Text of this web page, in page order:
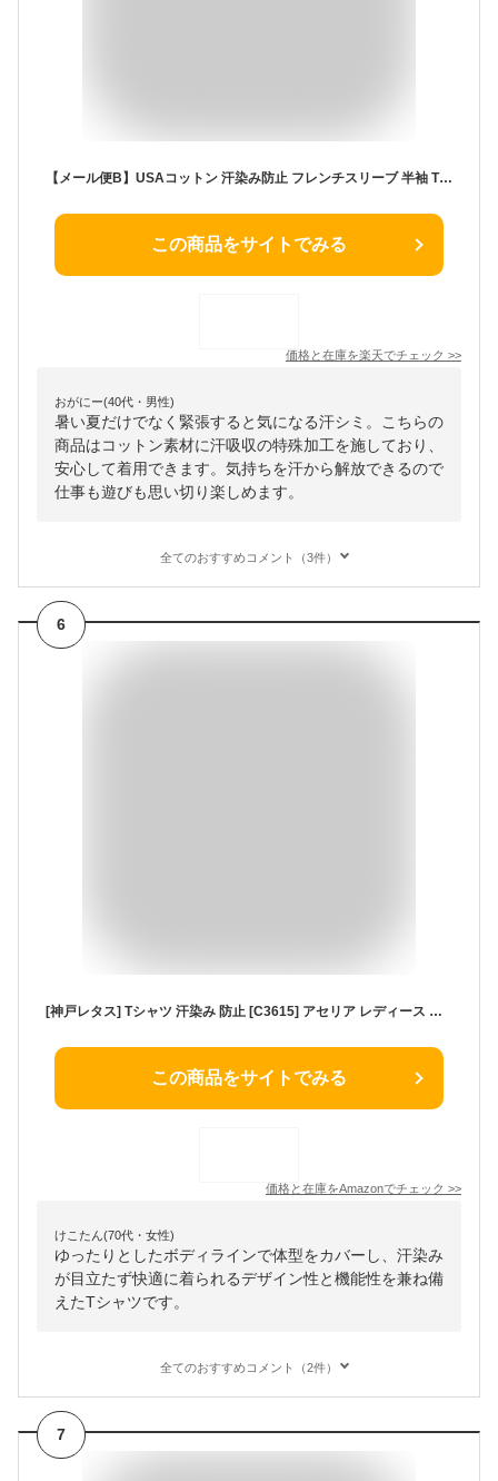
【メール便B】USAコットン 汗染み防止 フレンチスリーブ 半袖 Tシャツ レディース トップス 半袖Tシャツ カットソー インナー 汗じみ 機能性 オーバーサイズ 体型カバー 二の腕カバー ショート丈 薄手 真夏 春夏 春 夏 秋
この商品をサイトでみる
価格と在庫を楽天でチェック >>
おがにー(40代・男性)
暑い夏だけでなく緊張すると気になる汗シミ。こちらの
商品はコットン素材に汗吸収の特殊加工を施しており、
安心して着用できます。気持ちを汗から解放できるので
仕事も遊びも思い切り楽しめます。
全てのおすすめコメント（3件）
6
[神戸レタス] Tシャツ 汗染み 防止 [C3615] アセリア レディース 半袖 袖 折り返し 無地 ポケット スリット カットソー フリー ボートネックネイビー
この商品をサイトでみる
価格と在庫をAmazonでチェック >>
けこたん(70代・女性)
ゆったりとしたボディラインで体型をカバーし、汗染み
が目立たず快適に着られるデザイン性と機能性を兼ね備
えたTシャツです。
全てのおすすめコメント（2件）
7